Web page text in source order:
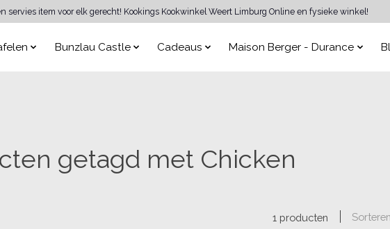
item voor elk gerecht! Kookings Kookwinkel Weert Limburg Online en fysieke winkel!
Bunzlau Castle Cadeaus Maison Berger - Durance
getagd met Chicken
1 producten